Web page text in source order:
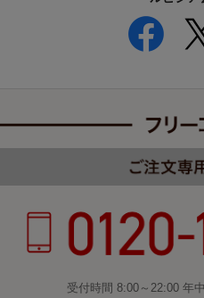
受付時間 8:00～22:00 年